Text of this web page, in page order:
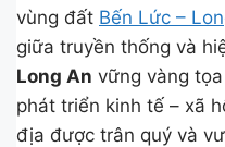
vùng đất Bến Lức –
giữa truyền thống và
Long An vững vàng
phát triển kinh tế – xã
địa được trân quý và